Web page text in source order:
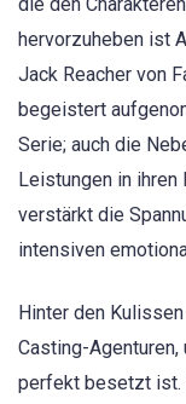
hervorzuheben ist
Jack Reacher von
begeistert
Serie; auch die
Leistungen in ihren
verstärkt die
intensiven
Hinter den
Casting-
perfekt besetzt ist.